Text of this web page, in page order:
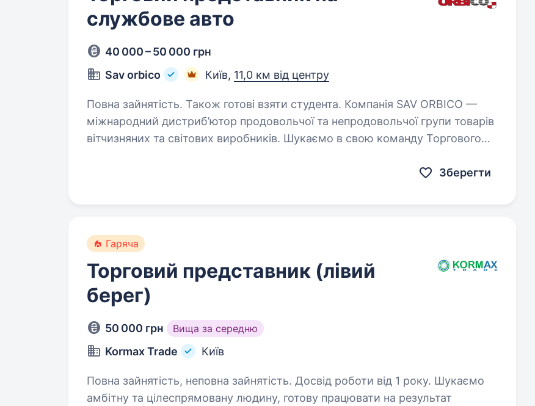
службове авто
40 000 – 50 000 грн
Sav orbico
Київ, 11,0 км від центру
Повна зайнятість. Також готові взяти студента. Компанія SAV ORBICO —
міжнародний дистриб’ютор продовольчої та непродовольчої групи товарів
вітчизняних та світових виробників. Шукаємо в свою команду Торгового
Зберегти
Гаряча
Торговий представник (лівий
берег)
50 000 грн Вища за середню
Kormax Trade Київ
Повна зайнятість, неповна зайнятість. Досвід роботи від 1 року. Шукаємо
амбітну та цілеспрямовану людину, готову працювати на результат